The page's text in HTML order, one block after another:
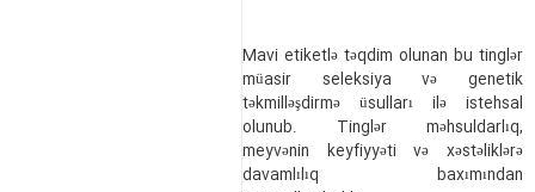
Mavi etiketlə təqdim olunan bu tinglər
müasir seleksiya və genetik
təkmilləşdirmə üsulları ilə istehsal
olunub. Tinglər məhsuldarlıq,
meyvənin keyfiyyəti və xəstəliklərə
davamlılıq baxımından